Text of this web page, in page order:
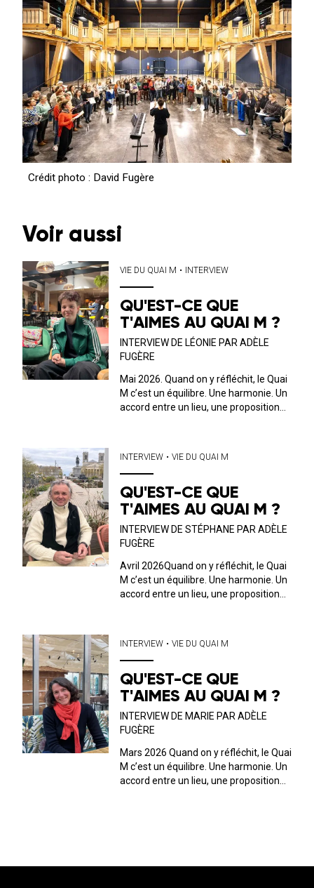
Crédit photo : David Fugère
Voir aussi
VIE DU QUAI M • INTERVIEW
QU'EST-CE QUE
T'AIMES AU QUAI M ?
INTERVIEW DE LÉONIE PAR ADÈLE
FUGÈRE
Mai 2026. Quand on y réfléchit, le Quai
M c’est un équilibre. Une harmonie. Un
accord entre un lieu, une proposition
discute avec l’...
INTERVIEW • VIE DU QUAI M
QU'EST-CE QUE
T'AIMES AU QUAI M ?
INTERVIEW DE STÉPHANE PAR ADÈLE
FUGÈRE
Avril 2026Quand on y réfléchit, le Quai
M c’est un équilibre. Une harmonie. Un
accord entre un lieu, une proposition
discute avec l’un ou...
INTERVIEW • VIE DU QUAI M
QU'EST-CE QUE
T'AIMES AU QUAI M ?
INTERVIEW DE MARIE PAR ADÈLE
FUGÈRE
Mars 2026 Quand on y réfléchit, le Quai
M c’est un équilibre. Une harmonie. Un
accord entre un lieu, une proposition